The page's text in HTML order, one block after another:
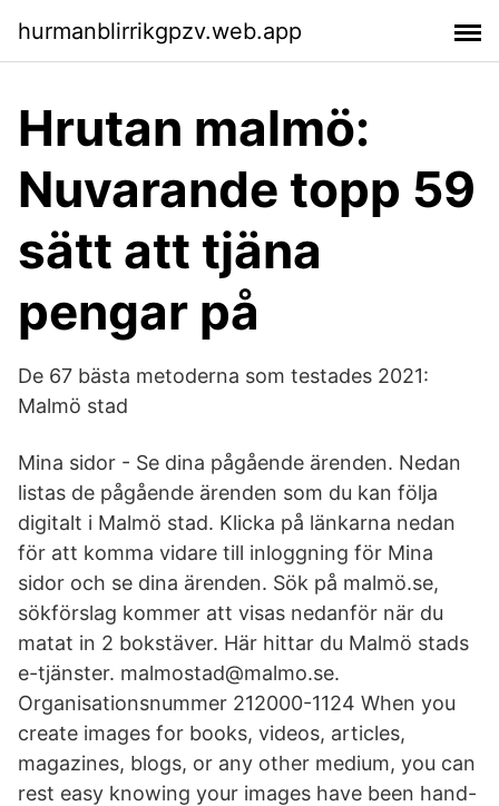
hurmanblirrikgpzv.web.app
Hrutan malmö:
Nuvarande topp 59
sätt att tjäna
pengar på
De 67 bästa metoderna som testades 2021:
Malmö stad
Mina sidor - Se dina pågående ärenden. Nedan
listas de pågående ärenden som du kan följa
digitalt i Malmö stad. Klicka på länkarna nedan
för att komma vidare till inloggning för Mina
sidor och se dina ärenden. Sök på malmö.se,
sökförslag kommer att visas nedanför när du
matat in 2 bokstäver. Här hittar du Malmö stads
e-tjänster. malmostad@malmo.se.
Organisationsnummer 212000-1124 When you
create images for books, videos, articles,
magazines, blogs, or any other medium, you can
rest easy knowing your images have been hand-